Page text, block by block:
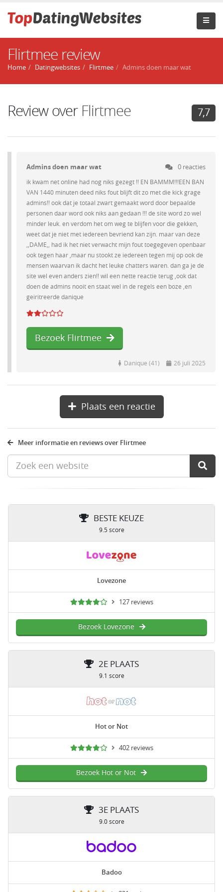
Flirtmee review
Home Datingwebsites Flirtmee Admins doen maar wat
Review over Flirtmee 7,7
Admins doen maar wat 0 reacties
ik kwam net online had nog niks gezegt !! EN BAMMM!!!EEN BAN
VAN 1440 minuten deed niks fout blijft dit zo met die kick grage
admins!! ook dat je totaal zwart gemaakt word door bepaalde
personen daar word ook niks aan gedaan !!! de site word zo wel
minder leuk. en verdom het om weg te blijfen voor die gekken,
weet dat je niet met iedereen bevriend kan zijn. maar van deze
,,DAME,, had ik het niet verwacht mijn fout toegegeven openbaar
ook tegen haar ,maar nu stookt ze iedereen tegen mij op ook de
mensen waarvan ik dacht het leuke chatters waren. dan ga je de
site wel even anders zien!! wil een nette reactie terug ,ook dat
doen de admins nooit en staat wel in de regels een boze ,en
geiritreerde danique
Bezoek Flirtmee
Danique (41) 26 juli 2025
Plaats een reactie
Meer informatie en reviews over Flirtmee
BESTE KEUZE
9.5 score
Lovezone
127 reviews
Bezoek Lovezone
2E PLAATS
9.1 score
Hot or Not
402 reviews
Bezoek Hot or Not
3E PLAATS
9.0 score
Badoo